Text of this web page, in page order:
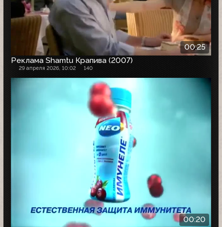
00:25
Реклама Shamtu Крапива (2007)
29 апреля 2026, 10:02 140
00:20